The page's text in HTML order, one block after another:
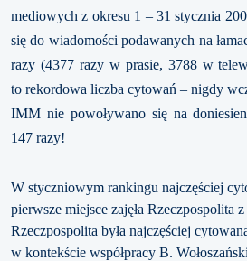
mediowych z okresu 1 – 31 stycznia
się do wiadomości podawanych na
razy (4377 razy w prasie, 3788 w
to rekordowa liczba cytowań – nigdy
IMM nie powoływano się na
147 razy!
W styczniowym rankingu najczęściej
pierwsze miejsce zajęła Rzeczpospolita
Rzeczpospolita była najczęściej
w kontekście współpracy B.